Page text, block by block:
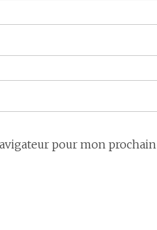
pour mon prochain